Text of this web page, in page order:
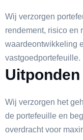
Wij verzorgen
rendement, risico en
waardeontwikkeling
vastgoedportefeuille.
Uitponden
Wij verzorgen het
de portefeuille en
overdracht voor